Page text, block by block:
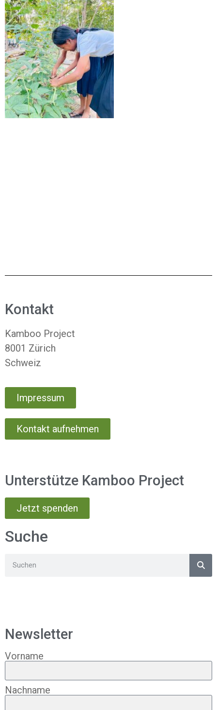
Kontakt
Kamboo Project
8001 Zürich
Schweiz
Impressum
Kontakt aufnehmen
Unterstütze Kamboo Project
Jetzt spenden
Suche
Newsletter
Vorname
Nachname